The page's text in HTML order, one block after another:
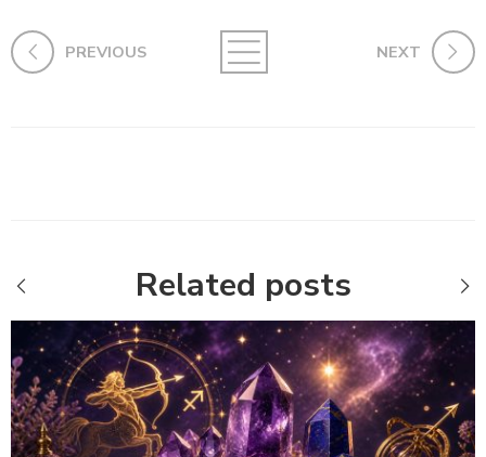
PREVIOUS NEXT
Related posts